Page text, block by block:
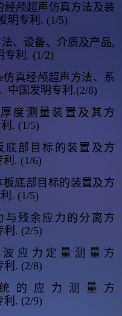
经颅超声仿真方法及装
明专利. (1/5)
、设备、介质及产品,
专利. (1/2)
仿真经颅超声方法、系
中国发明专利.(2/8)
度测量装置及其方
. (1/5)
底部目标的装置及方
利. (1/6)
底部目标的装置及方
. (1/5)
与残余应力的分离方
利. (2/5)
应力定量测量方
利. (2/8)
的应力测量方
利. (2/9)